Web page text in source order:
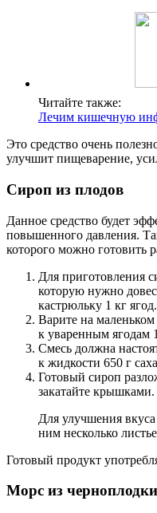
Читайте также:
Лечим кишечную
Это средство очень
улучшит пищеварение,
Сироп из плодов
Данное средство будет
повышенного давления.
которого можно готовить
Для приготовления
которую нужно
кастрюльку 1 кг ягод.
Варите на
к уваренным ягодам
Смесь должна
к жидкости 650 г
Готовый сироп
закатайте крышками.
Для улучшения вкуса
ним несколько
Готовый продукт
Морс из черноплодки